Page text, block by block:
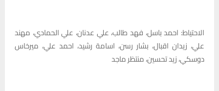
الاحتياط: احمد باسل، فهد طالب، علي عدنان، علي الحمادي، مهند
علي، زيدان اقبال، بشار رسن، اسامة رشيد، احمد علي، ميرخاس
دوسكي، زيد تحسين، منتظر ماجد